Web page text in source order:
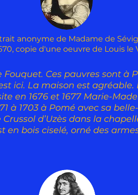
anonyme de Madame de
copie d'une oeuvre de Louis le
Ces pauvres sont à
ici. La maison est
en 1676 et 1677 Marie-
à 1703 à Pomé avec sa
Crussol d’Uzès dans la
en bois ciselé, orné des